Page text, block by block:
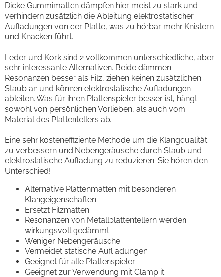
Dicke Gummimatten dämpfen hier meist zu stark und
verhindern zusätzlich die Ableitung elektrostatischer
Aufladungen von der Platte, was zu hörbar mehr Knistern
und Knacken führt.
Leder und Kork sind 2 vollkommen unterschiedliche, aber
sehr interessante Alternativen. Beide dämmen
Resonanzen besser als Filz, ziehen keinen zusätzlichen
Staub an und können elektrostatische Aufladungen
ableiten. Was für ihren Plattenspieler besser ist, hängt
sowohl von persönlichen Vorlieben, als auch vom
Material des Plattentellers ab.
Eine sehr kosteneffiziente Methode um die Klangqualität
zu verbessern und Nebengeräusche durch Staub und
elektrostatische Aufladung zu reduzieren. Sie hören den
Unterschied!
Alternative Plattenmatten mit besonderen
Klangeigenschaften
Ersetzt Filzmatten
Resonanzen von Metallplattentellern werden
wirkungsvoll gedämmt
Weniger Nebengeräusche
Vermeidet statische Aufl adungen
Geeignet für alle Plattenspieler
Geeignet zur Verwendung mit Clamp it